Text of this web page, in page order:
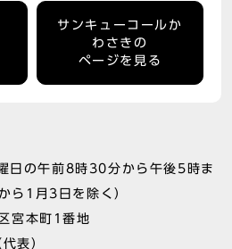
サンキューコールか
わさきの
ページを見る
日の午前8時30分から午後5時ま
ら1月3日を除く）
宮本町1番地
代表）